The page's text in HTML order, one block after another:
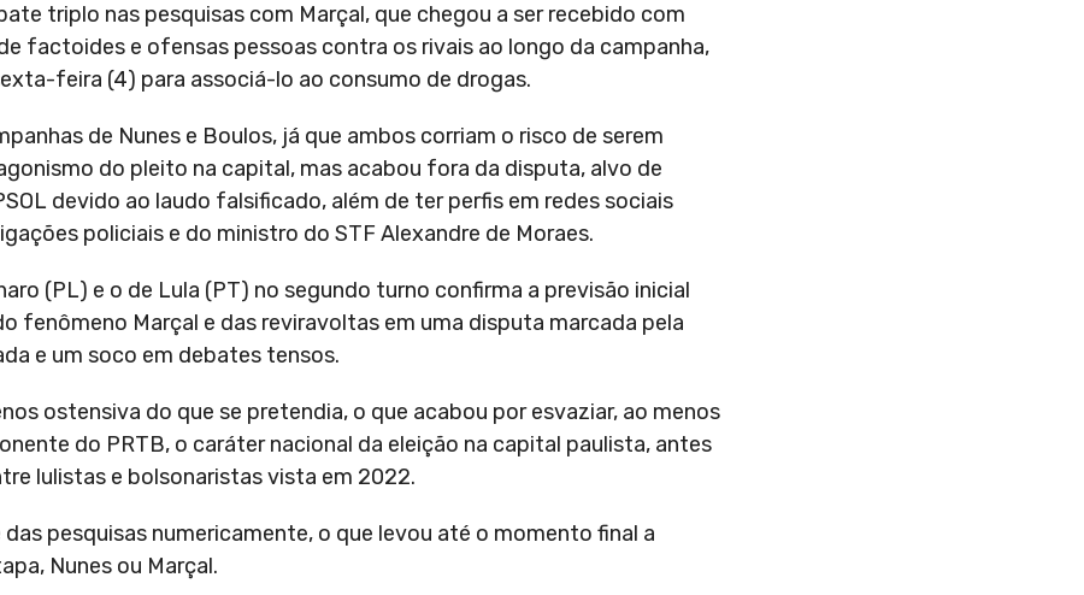
triplo nas pesquisas com Marçal, que chegou a ser recebido com
factoides e ofensas pessoas contra os rivais ao longo da campanha,
feira (4) para associá-lo ao consumo de drogas.
de Nunes e Boulos, já que ambos corriam o risco de serem
do pleito na capital, mas acabou fora da disputa, alvo de
devido ao laudo falsificado, além de ter perfis em redes sociais
policiais e do ministro do STF Alexandre de Moraes.
(PL) e o de Lula (PT) no segundo turno confirma a previsão inicial
fenômeno Marçal e das reviravoltas em uma disputa marcada pela
e um soco em debates tensos.
ostensiva do que se pretendia, o que acabou por esvaziar, ao menos
do PRTB, o caráter nacional da eleição na capital paulista, antes
lulistas e bolsonaristas vista em 2022.
pesquisas numericamente, o que levou até o momento final a
Nunes ou Marçal.